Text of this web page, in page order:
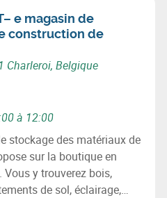
e magasin de
construction de
Charleroi, Belgique
à 12:00
stockage des matériaux de
sur la boutique en
y trouverez bois,
de sol, éclairage,